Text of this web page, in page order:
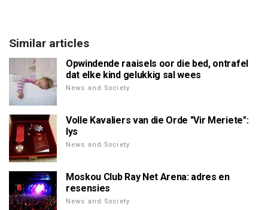
Similar articles
Opwindende raaisels oor die bed, ontrafel
dat elke kind gelukkig sal wees
News and Society
Volle Kavaliers van die Orde "Vir Meriete":
lys
News and Society
Moskou Club Ray Net Arena: adres en
resensies
News and Society